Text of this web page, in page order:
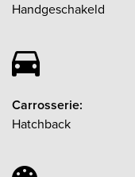
Handgeschakeld
Carrosserie:
Hatchback